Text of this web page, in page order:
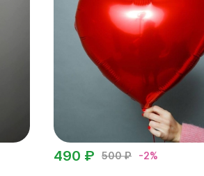
500 ₽ -2%
490 ₽